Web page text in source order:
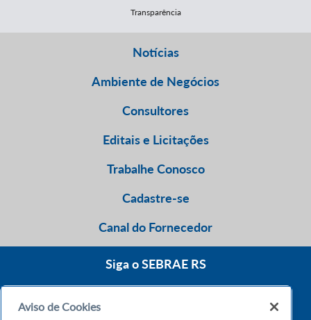
Transparência
Notícias
Ambiente de Negócios
Consultores
Editais e Licitações
Trabalhe Conosco
Cadastre-se
Canal do Fornecedor
Siga o SEBRAE RS
Aviso de Cookies